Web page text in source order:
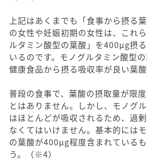
上記はあくまでも「食事から摂る
の女性や妊娠初期の女性は、これ
ルタミン酸型の葉酸」を400μg摂
いるのです。モノグルタミン酸型
健康食品から摂る吸収率が良い葉酸
普段の食事で、葉酸の摂取量が限
とはありません。しかし、モノグ
はほとんどが吸収されるため、過
なくてはいけません。基本的には
の葉酸が400μg程度含まれている
う。（※4）